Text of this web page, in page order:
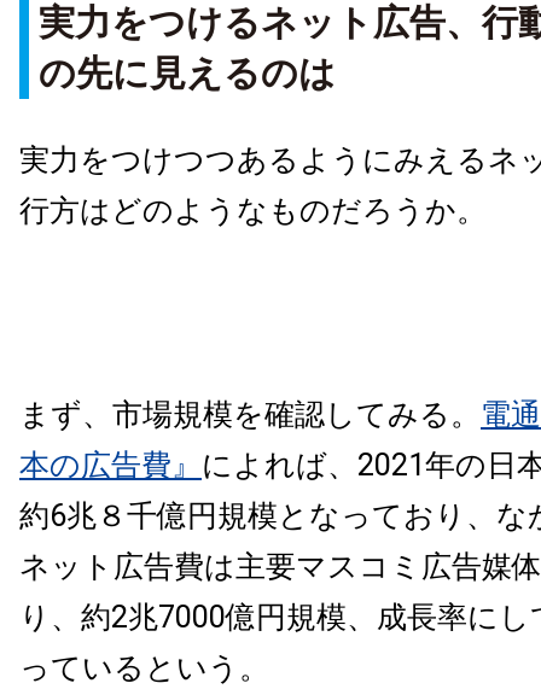
実力をつけるネット広告、行
の先に見えるのは
実力をつけつつあるようにみえるネ
行方はどのようなものだろうか。
まず、市場規模を確認してみる。 電
本の広告費』 によれば、2021年の日
約6兆８千億円規模となっており、
ネット広告費は主要マスコミ広告媒
り、約2兆7000億円規模、成長率に
っているという。